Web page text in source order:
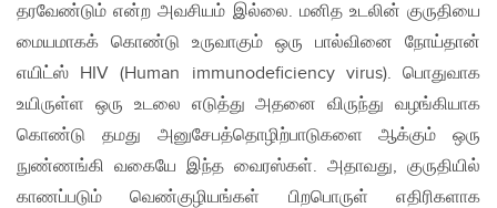
தரவேண்டும் என்ற அவசியம் இல்லை. மனித உடலின் குருதியை
மையமாகக் கொண்டு உருவாகும் ஒரு பால்வினை நோய்தான்
எயிட்ஸ் HIV (Human immunodeficiency virus). பொதுவாக
உயிருள்ள ஒரு உடலை எடுத்து அதனை விருந்து வழங்கியாக
கொண்டு தமது அனுசேபத்தொழிற்பாடுகளை ஆக்கும் ஒரு
நுண்ணங்கி வகையே இந்த வைரஸ்கள். அதாவது, குருதியில்
காணப்படும் வெண்குழியங்கள் பிறபொருள் எதிரிகளாக